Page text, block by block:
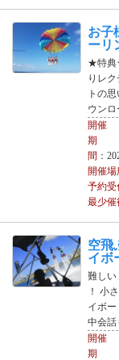
お子
ーリ
★特典
りレ
トの
ウンロ
開催
期
間 ：
開催場
予約受
最少催
空飛
イボ
難しい
！ 小
イボ
中会
開催
期